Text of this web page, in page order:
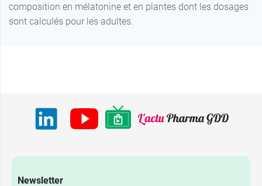
composition en mélatonine et en plantes dont les dosages
sont calculés pour les adultes.
Newsletter